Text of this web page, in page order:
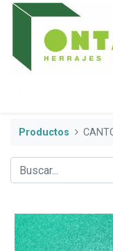
Productos